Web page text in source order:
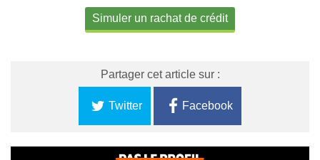
Simuler un rachat de crédit
Partager cet article sur :
Twitter Facebook